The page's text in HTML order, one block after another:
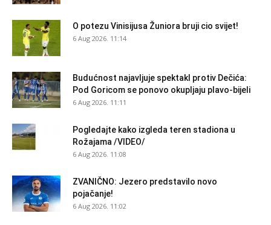
O potezu Vinisijusa Žuniora bruji cio svijet!
6 Aug 2026. 11:14
Budućnost najavljuje spektakl protiv Dečića:
Pod Goricom se ponovo okupljaju plavo-bijeli
6 Aug 2026. 11:11
Pogledajte kako izgleda teren stadiona u
Rožajama /VIDEO/
6 Aug 2026. 11:08
ZVANIČNO: Jezero predstavilo novo
pojačanje!
6 Aug 2026. 11:02